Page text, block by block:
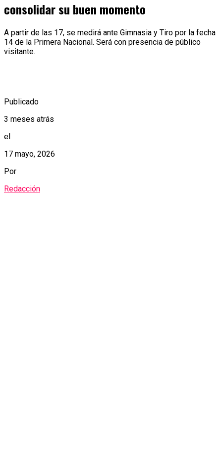
consolidar su buen momento
A partir de las 17, se medirá ante Gimnasia y Tiro por la fecha
14 de la Primera Nacional. Será con presencia de público
visitante.
Publicado
3 meses atrás
el
17 mayo, 2026
Por
Redacción